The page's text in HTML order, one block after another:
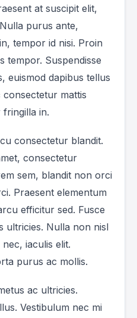
at suscipit elit,
purus ante,
tempor id nisi. Proin
tempor. Suspendisse
euismod dapibus tellus
consectetur mattis
in.
consectetur blandit.
consectetur
sem, blandit non orci
Praesent elementum
efficitur sed. Fusce
ultricies. Nulla non nisl
iaculis elit.
purus ac mollis.
ac ultricies.
Vestibulum nec mi